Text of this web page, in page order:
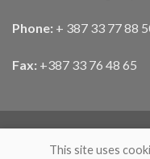
Phone: + 387 33 77 88
Fax: +387 33 76 48 65
This site uses